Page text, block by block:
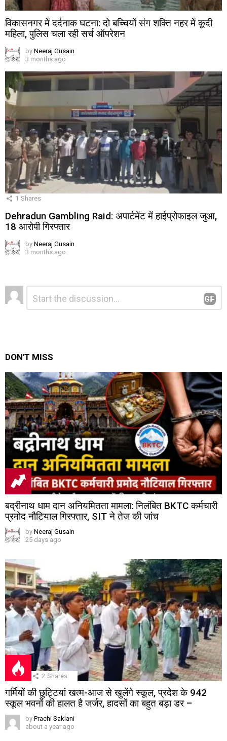
विकासनगर में दर्दनाक घटना: दो बच्चियों संग शक्ति नहर में कूदी
महिला, पुलिस चला रही सर्च ऑपरेशन
by Neeraj Gusain
3 months ago
1 Shares
Dehradun Gambling Raid: अपार्टमेंट में हाईप्रोफाइल जुआ,
18 आरोपी गिरफ्तार
by Neeraj Gusain
3 months ago
Leave
a
Reply
DON'T MISS
बद्रीनाथ धाम दान अनियमितता मामला: निलंबित BKTC कर्मचारी
प्रमोद नौटियाल गिरफ्तार, SIT ने तेज की जांच
by Neeraj Gusain
25 days ago
2 Shares
गर्मियों की छुट्टियां खत्म-आज से खुलेंगे स्कूल, प्रदेश के 942
स्कूल भवनों की हालत है जर्जर, हादसों का बहुत बड़ा डर –
by Prachi Saklani
about a year ago